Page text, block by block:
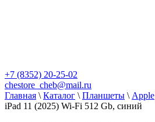
+7 (8352) 20-25-02
chestore_cheb@mail.ru
Главная \ Каталог \ Планшеты \ Apple
iPad 11 (2025) Wi-Fi 512 Gb, синий